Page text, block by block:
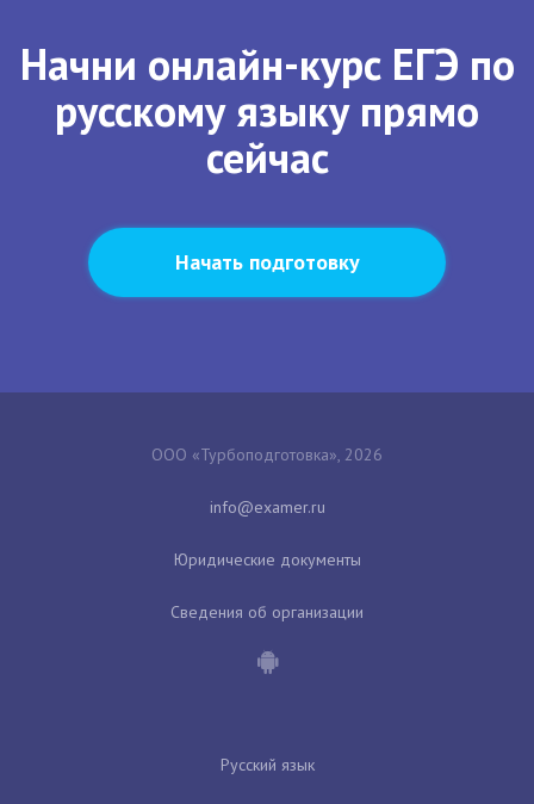
Начни онлайн-курс ЕГЭ по
русскому языку прямо
сейчас
Начать подготовку
ООО «Турбоподготовка», 2026
Юридические документы
Сведения об организации
Русский язык